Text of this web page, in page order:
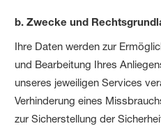
b. Zwecke und
Ihre Daten werden zur
und Bearbeitung Ihres
unseres jeweiligen Services
Verhinderung eines
zur Sicherstellung der